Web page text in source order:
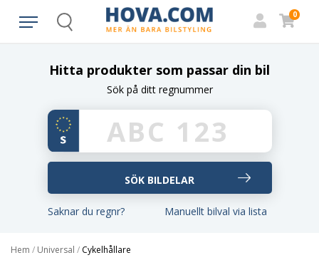
Search
0
Hitta produkter som passar din bil
Sök på ditt regnummer
Saknar du regnr? Manuellt bilval via lista
Hem / Universal / Cykelhållare